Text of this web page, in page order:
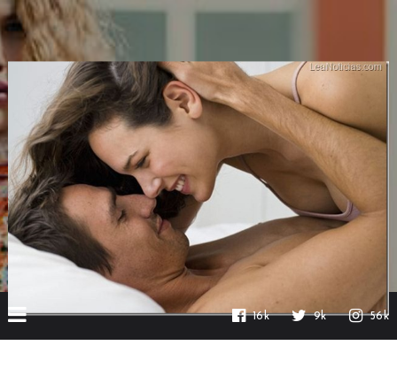
16k 9k 56k